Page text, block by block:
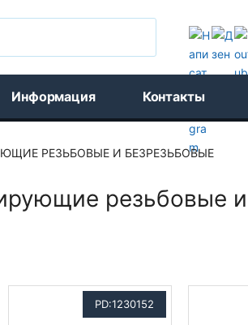
Информация Контакты
РЕЗЬБОВЫЕ И БЕЗРЕЗЬБОВЫЕ
резьбовые
PD:1230152